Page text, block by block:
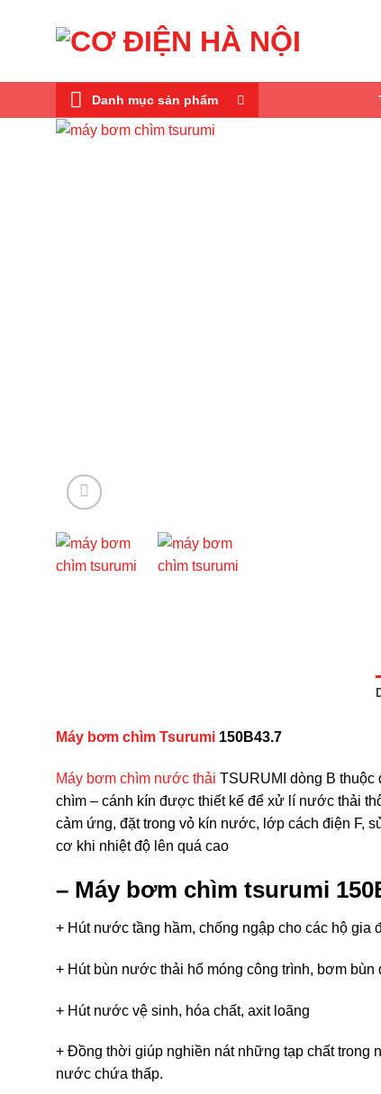
Danh mục sản phẩm
Máy bơm chìm Tsurumi 150B43.7
Máy bơm chìm nước thải TSURUMI dòng B
chìm – cánh kín được thiết kế để xử lí nước thải
cảm ứng, đặt trong vỏ kín nước, lớp cách điện F,
cơ khi nhiệt độ lên quá cao
– Máy bơm chìm tsurumi
+ Hút nước tầng hầm, chống ngập cho các hộ gia
+ Hút bùn nước thải hố móng công trình, bơm bùn
+ Hút nước vệ sinh, hóa chất, axit loãng
+ Đồng thời giúp nghiền nát những tạp chất trong
nước chứa thấp.